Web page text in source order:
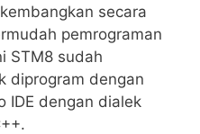
secara
pemrograman
STM8 sudah
diprogram dengan
IDE dengan dialek